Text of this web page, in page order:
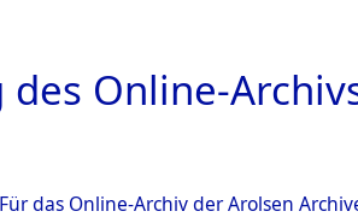
ARCHIVALE
Online-
das Online-Archiv der Arolsen